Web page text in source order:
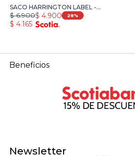
SACO HARRINGTON LABEL -
NATURAL
$ 4.900
$ 6.900 28
$ 4.165
Newsletter
Beneficios